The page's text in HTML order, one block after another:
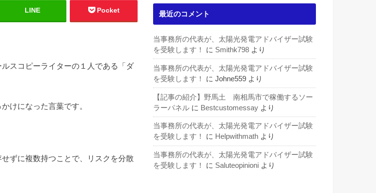
LINE Pocket
スコピーライターの１人である「ダ
けになった言葉です。
ずに複数持つことで、リスクを分散
最近のコメント
当事務所の代表が、太陽光発電アドバイザー試験
を受験します！
に Smithk798 より
当事務所の代表が、太陽光発電アドバイザー試験
を受験します！
に Johne559 より
【記事の紹介】野馬土 南相馬市で稼働するソー
ラーパネル に Bestcustomessay より
当事務所の代表が、太陽光発電アドバイザー試験
を受験します！
に Helpwithmath より
当事務所の代表が、太陽光発電アドバイザー試験
を受験します！
に Saluteopinioni より